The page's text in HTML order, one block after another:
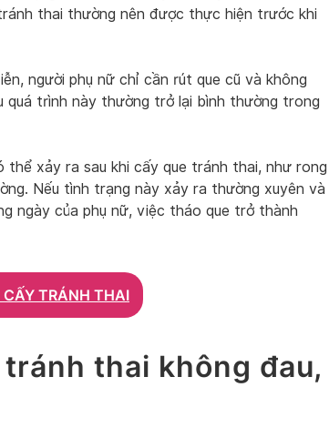
thai thường nên được thực hiện trước khi
người phụ nữ chỉ cần rút que cũ và không
quá trình này thường trở lại bình thường trong
xảy ra sau khi cấy que tránh thai, như rong
Nếu tình trạng này xảy ra thường xuyên và
ngày của phụ nữ, việc tháo que trở thành
CẤY TRÁNH THAI
thai không đau,